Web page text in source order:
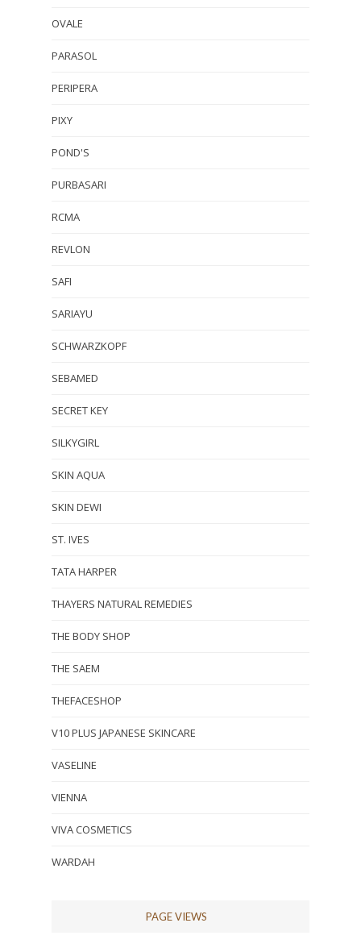
OVALE
PARASOL
PERIPERA
PIXY
POND'S
PURBASARI
RCMA
REVLON
SAFI
SARIAYU
SCHWARZKOPF
SEBAMED
SECRET KEY
SILKYGIRL
SKIN AQUA
SKIN DEWI
ST. IVES
TATA HARPER
THAYERS NATURAL REMEDIES
THE BODY SHOP
THE SAEM
THEFACESHOP
V10 PLUS JAPANESE SKINCARE
VASELINE
VIENNA
VIVA COSMETICS
WARDAH
PAGE VIEWS